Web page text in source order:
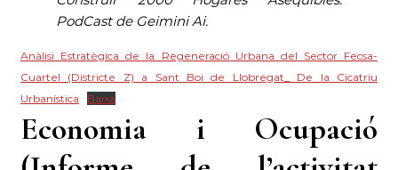
Cuartel (Districte Z) a Sant Boi de Llobregat_ De la Cicatriu
Economia i Ocupació
(Informe de l’activitat
econòmica de la quinzena)